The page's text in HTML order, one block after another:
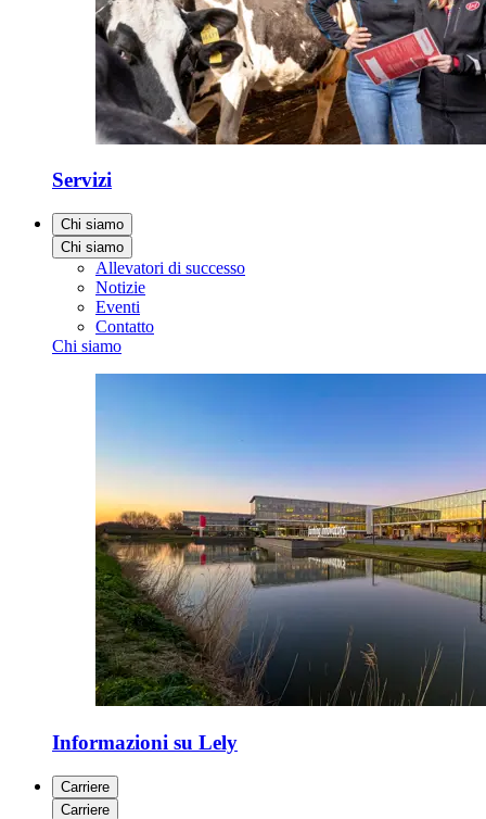
Servizi
Chi siamo
Chi siamo
Allevatori di successo
Notizie
Eventi
Contatto
Chi siamo
Informazioni su Lely
Carriere
Carriere